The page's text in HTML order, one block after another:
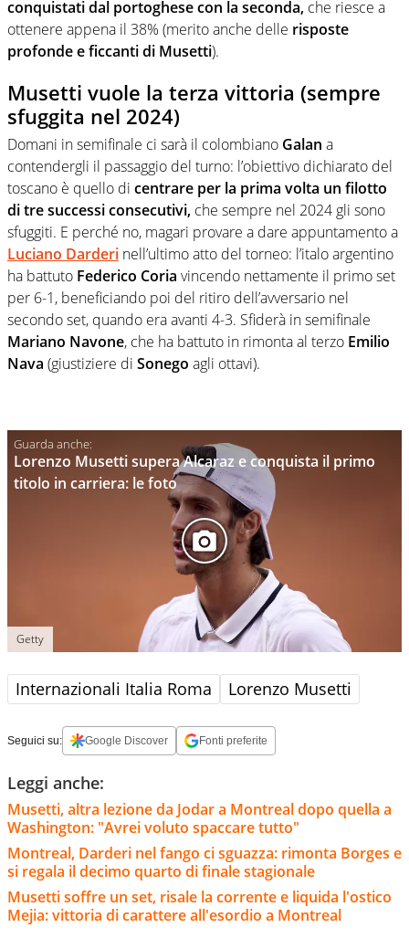
conquistati dal portoghese con la seconda, che riesce a
ottenere appena il 38% (merito anche delle risposte
profonde e ficcanti di Musetti).
Musetti vuole la terza vittoria (sempre
sfuggita nel 2024)
Domani in semifinale ci sarà il colombiano Galan a
contendergli il passaggio del turno: l’obiettivo dichiarato del
toscano è quello di centrare per la prima volta un filotto
di tre successi consecutivi, che sempre nel 2024 gli sono
sfuggiti. E perché no, magari provare a dare appuntamento a
Luciano Darderi nell’ultimo atto del torneo: l’italo argentino
ha battuto Federico Coria vincendo nettamente il primo set
per 6-1, beneficiando poi del ritiro dell’avversario nel
secondo set, quando era avanti 4-3. Sfiderà in semifinale
Mariano Navone, che ha battuto in rimonta al terzo Emilio
Nava (giustiziere di Sonego agli ottavi).
Lorenzo Musetti supera Alcaraz e conquista il primo
titolo in carriera: le foto
Getty
Internazionali Italia Roma Lorenzo Musetti
Seguici su: Google Discover Fonti preferite
Leggi anche:
Musetti, altra lezione da Jodar a Montreal dopo quella a
Washington: "Avrei voluto spaccare tutto"
Montreal, Darderi nel fango ci sguazza: rimonta Borges e
si regala il decimo quarto di finale stagionale
Musetti soffre un set, risale la corrente e liquida l'ostico
Mejia: vittoria di carattere all'esordio a Montreal